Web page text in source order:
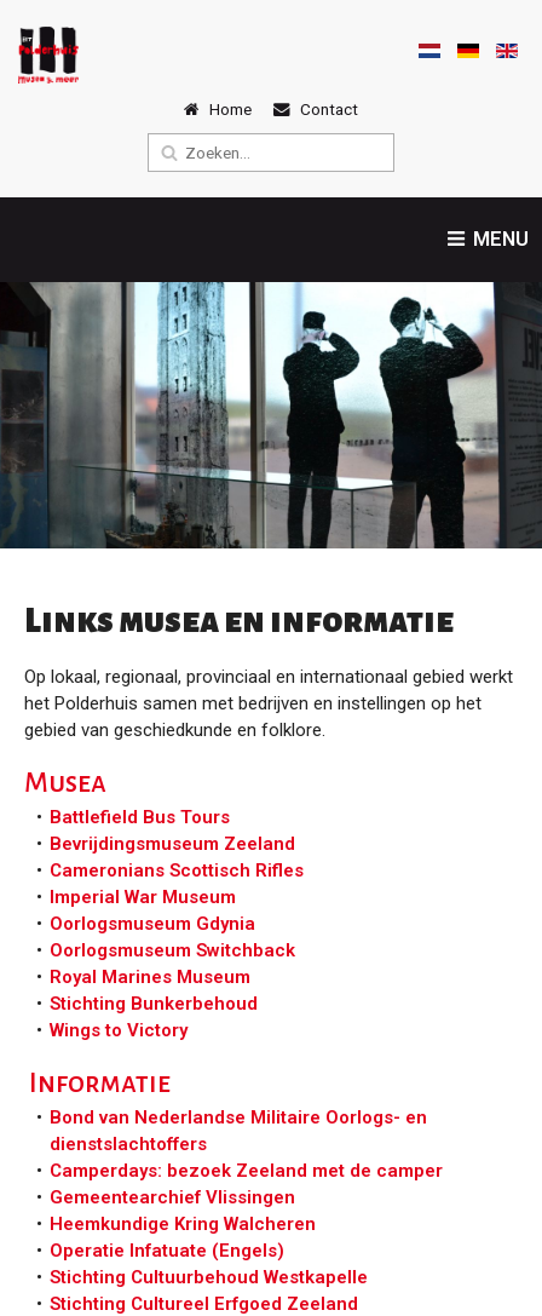
Home Contact
MENU
Links musea en informatie
Op lokaal, regionaal, provinciaal en internationaal gebied werkt
het Polderhuis samen met bedrijven en instellingen op het
gebied van geschiedkunde en folklore.
Musea
Battlefield Bus Tours
Bevrijdingsmuseum Zeeland
Cameronians Scottisch Rifles
Imperial War Museum
Oorlogsmuseum Gdynia
Oorlogsmuseum Switchback
Royal Marines Museum
Stichting Bunkerbehoud
Wings to Victory
Informatie
Bond van Nederlandse Militaire Oorlogs- en
dienstslachtoffers
Camperdays: bezoek Zeeland met de camper
Gemeentearchief Vlissingen
Heemkundige Kring Walcheren
Operatie Infatuate (Engels)
Stichting Cultuurbehoud Westkapelle
Stichting Cultureel Erfgoed Zeeland